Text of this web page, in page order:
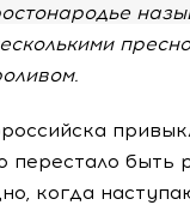
перестало
когда